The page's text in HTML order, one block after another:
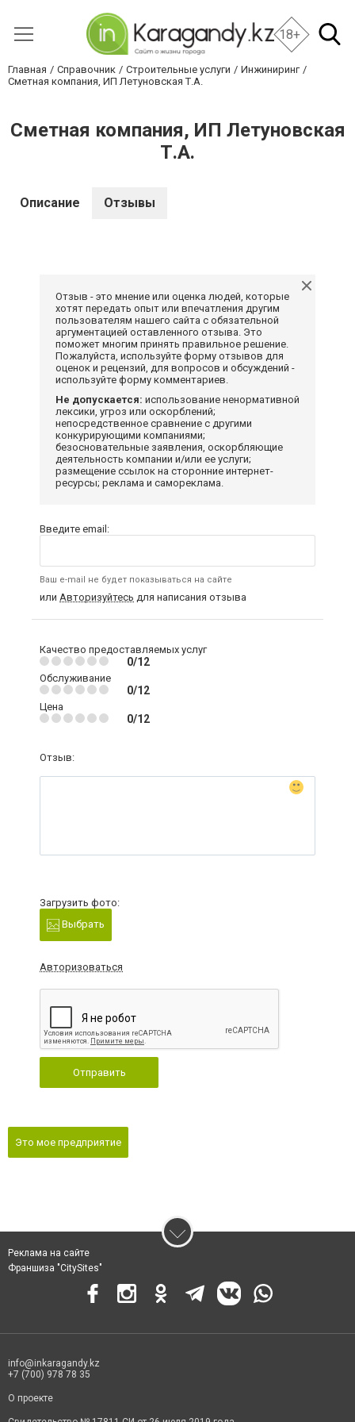
18+
Главная Справочник Строительные услуги
Инжиниринг
Сметная компания, ИП Летуновская Т.А.
Сметная компания, ИП Летуновская
Т.А.
Описание Отзывы
Отзыв - это мнение или оценка людей, которые
хотят передать опыт или впечатления другим
пользователям нашего сайта с обязательной
аргументацией оставленного отзыва. Это
поможет многим принять правильное решение.
Пожалуйста, используйте форму отзывов для
оценок и рецензий, для вопросов и обсуждений -
используйте форму комментариев.
Не допускается: использование ненормативной
лексики, угроз или оскорблений;
непосредственное сравнение с другими
конкурирующими компаниями;
безосновательные заявления, оскорбляющие
деятельность компании и/или ее услуги;
размещение ссылок на сторонние интернет-
ресурсы; реклама и самореклама.
Введите email:
Ваш e-mail не будет показываться на сайте
или Авторизуйтесь для написания отзыва
Качество предоставляемых услуг
0/12
Обслуживание
0/12
Цена
0/12
Отзыв:
Загрузить фото:
Выбрать
Авторизоваться
Отправить
Это мое предприятие
Реклама на сайте
Франшиза "CitySites"
info@inkaragandy.kz
+7 (700) 978 78 35
О проекте